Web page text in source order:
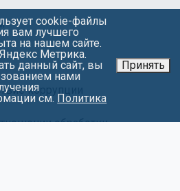
коррупции
обработки
cookie-файлы
вам лучшего
на нашем сайте.
Метрика.
данный сайт, вы
нами
см. Политика
Принять